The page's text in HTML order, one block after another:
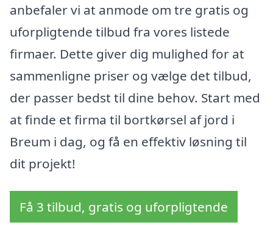
anbefaler vi at anmode om tre gratis og
uforpligtende tilbud fra vores listede
firmaer. Dette giver dig mulighed for at
sammenligne priser og vælge det tilbud,
der passer bedst til dine behov. Start med
at finde et firma til bortkørsel af jord i
Breum i dag, og få en effektiv løsning til
dit projekt!
Få 3 tilbud, gratis og uforpligtende